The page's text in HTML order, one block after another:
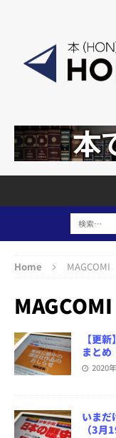
Home MAGCOMI
MAGCOMI
【更
まとめ
2020
いまだ
（3月